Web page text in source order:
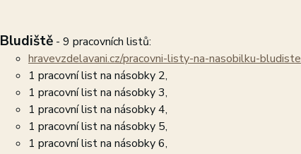
Bludiště- 9 pracovních listů:
hravevzdelavani.cz/pracovni-listy-na-nasobilku-bludiste
1 pracovní list na násobky 2,
1 pracovní list na násobky 3,
1 pracovní list na násobky 4,
1 pracovní list na násobky 5,
1 pracovní list na násobky 6,